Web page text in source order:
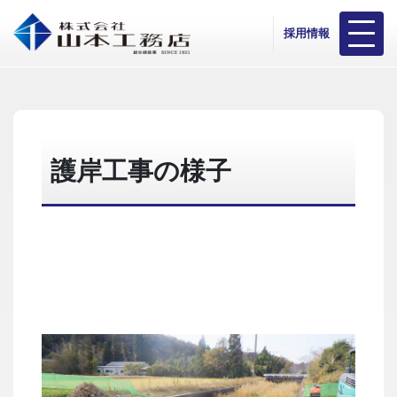
採用情報
護岸工事の様子